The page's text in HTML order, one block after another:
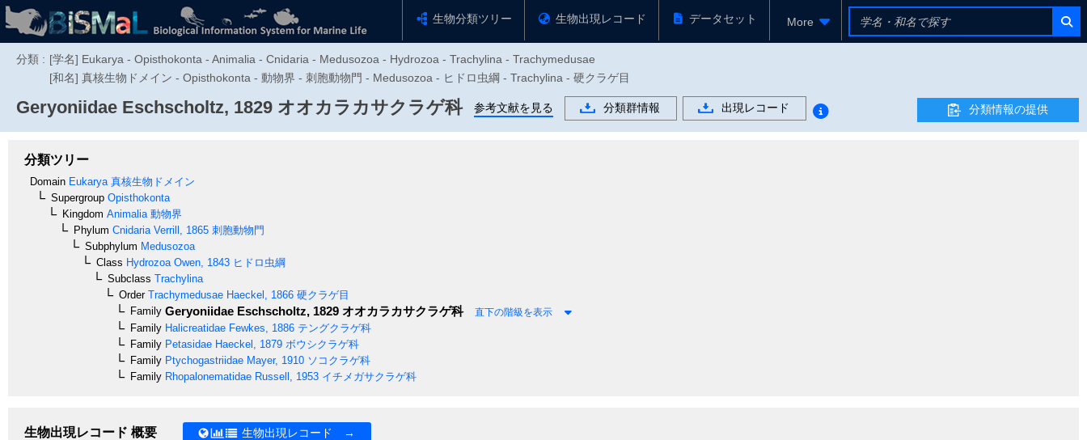
生物分類ツリー 生物出現レコード データセット More
分類 : [学名] Eukarya - Opisthokonta - Animalia - Cnidaria - Medusozoa - Hydrozoa - Trachylina - Trachymedusae
[和名] 真核生物ドメイン - Opisthokonta - 動物界 - 刺胞動物門 - Medusozoa - ヒドロ虫綱 - Trachylina - 硬クラゲ目
Geryoniidae Eschscholtz, 1829 オオカラカサクラゲ科 参考文献を見る 分類群情報 出現レコード 分類情報の提供
分類ツリー
Domain Eukarya 真核生物ドメイン
Supergroup Opisthokonta
Kingdom Animalia 動物界
Phylum Cnidaria Verrill, 1865 刺胞動物門
Subphylum Medusozoa
Class Hydrozoa Owen, 1843 ヒドロ虫綱
Subclass Trachylina
OrderTrachymedusae Haeckel, 1866 硬クラゲ目
Family Geryoniidae Eschscholtz, 1829 オオカラカサクラゲ科 直下の階級を表示
Family Halicreatidae Fewkes, 1886 テングクラゲ科
Family Petasidae Haeckel, 1879 ボウシクラゲ科
Family Ptychogastriidae Mayer, 1910 ソコクラゲ科
Family Rhopalonematidae Russell, 1953 イチメガサクラゲ科
生物出現レコード 概要 生物出現レコード →